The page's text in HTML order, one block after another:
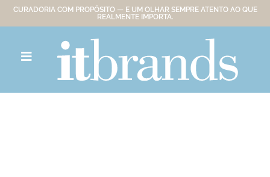
CURADORIA COM PROPÓSITO — E UM OLHAR SEMPRE ATENTO AO QUE
REALMENTE IMPORTA.